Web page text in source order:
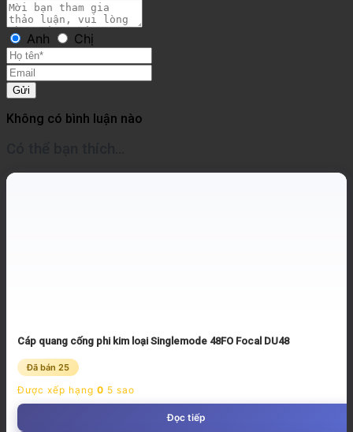
Anh Chị
Gửi
Không có bình luận nào
Cáp quang cống phi kim loại Singlemode 48FO Focal DU48
Đã bán 25
Được xếp hạng 0 5 sao
Đọc tiếp